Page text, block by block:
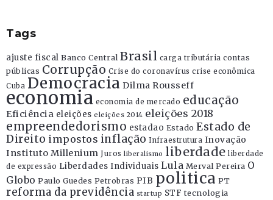
Tags
ajuste fiscal Banco Central Brasil carga tributária contas
públicas Corrupção Crise do coronavírus crise econômica
Cuba Democracia Dilma Rousseff
economia economia de mercado educação
Eficiência eleições eleições 2014 eleições 2018
empreendedorismo estadao Estado Estado de
Direito impostos inflação Infraestrutura Inovação
Instituto Millenium Juros liberalismo liberdade liberdade
de expressão Liberdades Individuais Lula Merval Pereira O
Globo Paulo Guedes Petrobras PIB politica PT
reforma da previdência startup STF tecnologia